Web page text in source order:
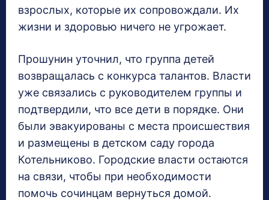
взрослых, которые их сопровождали. Их
жизни и здоровью ничего не угрожает.
Прошунин уточнил, что группа детей
возвращалась с конкурса талантов. Власти
уже связались с руководителем группы и
подтвердили, что все дети в порядке. Они
были эвакуированы с места происшествия
и размещены в детском саду города
Котельниково. Городские власти остаются
на связи, чтобы при необходимости
помочь сочинцам вернуться домой.